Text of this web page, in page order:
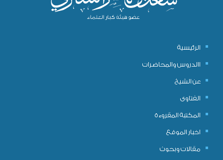
الرئيسية
االدروس والمحاضرات
عن الشيخ
الفتاوى
المكتبة المقروءة
اخبار الموقع
مقالات وبحوث